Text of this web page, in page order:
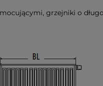
grzejniki o